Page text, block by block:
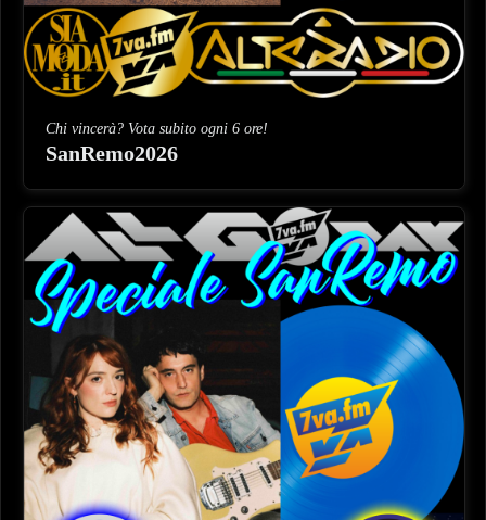
Chi vincerà? Vota subito ogni 6 ore!
SanRemo2026